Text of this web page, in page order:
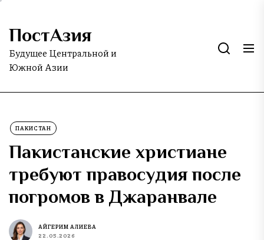
Skip
the
content
ПостАзия
Будущее Центральной и
Южной Азии
ПАКИСТАН
Пакистанские христиане
требуют правосудия после
погромов в Джаранвале
АЙГЕРИМ АЛИЕВА
22.05.2026